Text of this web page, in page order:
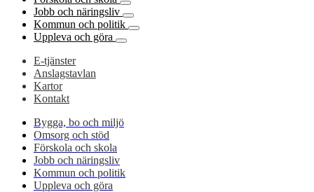
Jobb och näringsliv
Kommun och politik
Uppleva och göra
E-tjänster
Anslagstavlan
Kartor
Kontakt
Bygga, bo och miljö
Omsorg och stöd
Förskola och skola
Jobb och näringsliv
Kommun och politik
Uppleva och göra